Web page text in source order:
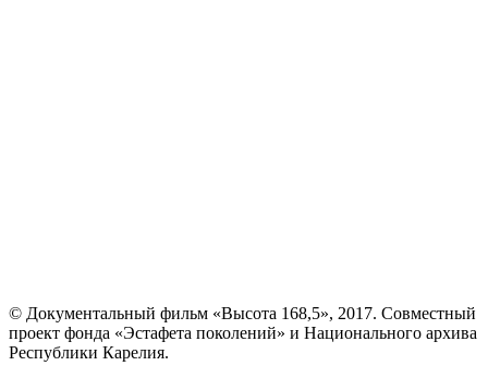
© Документальный фильм «Высота 168,5», 2017. Совместный
проект фонда «Эстафета поколений» и Национального архива
Республики Карелия.